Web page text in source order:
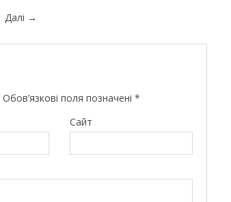
Далі →
Обов’язкові поля позначені *
Сайт